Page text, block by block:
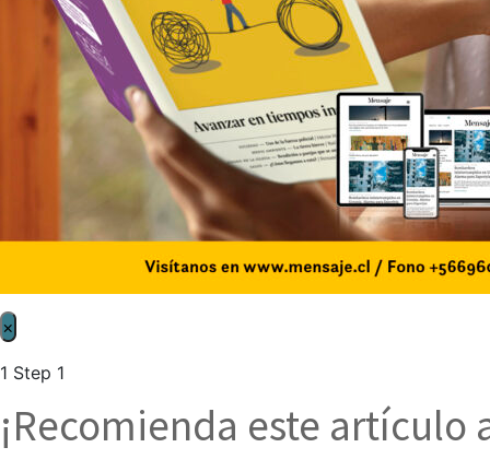
×
1 Step 1
¡Recomienda este artículo